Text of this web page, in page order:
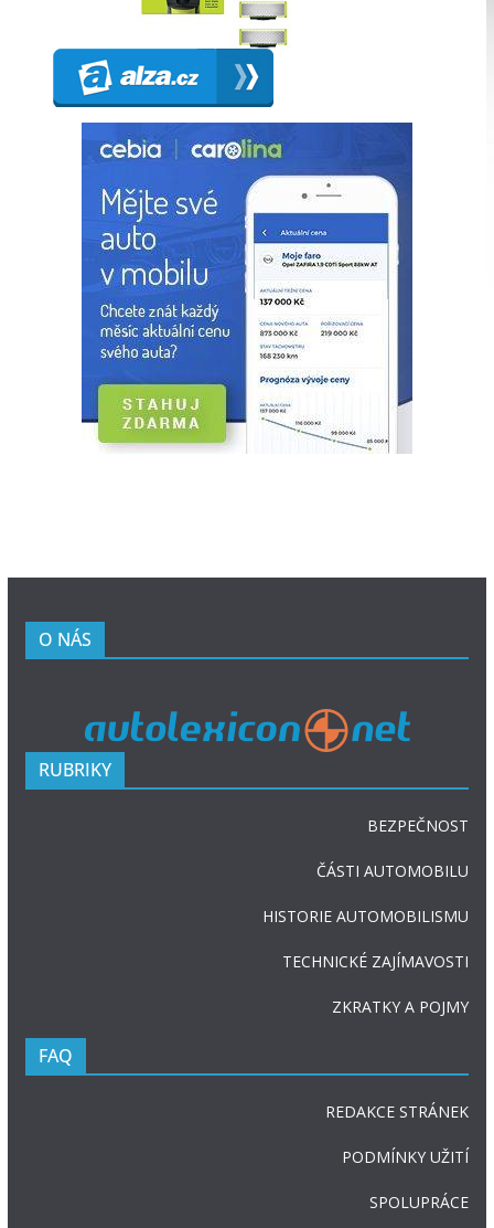
O NÁS
RUBRIKY
BEZPEČNOST
ČÁSTI AUTOMOBILU
HISTORIE AUTOMOBILISMU
TECHNICKÉ ZAJÍMAVOSTI
ZKRATKY A POJMY
FAQ
REDAKCE STRÁNEK
PODMÍNKY UŽITÍ
SPOLUPRÁCE